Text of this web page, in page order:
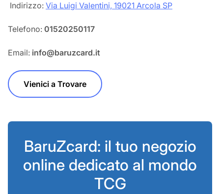
‎‎ Indirizzo: Via Luigi Valentini, 19021 Arcola SP
Telefono: 01520250117
Email: info@baruzcard.it
Vienici a Trovare
BaruZcard: il tuo negozio
online dedicato al mondo
TCG